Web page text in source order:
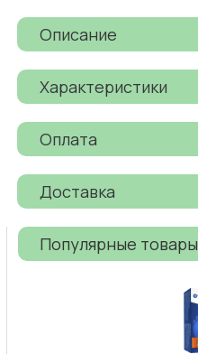
Описание
Характеристики
Оплата
Доставка
Популярные товары